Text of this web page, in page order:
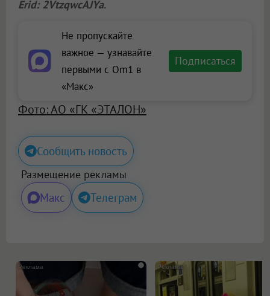
Erid: 2VtzqwcAJYa.
Не пропускайте
важное — узнавайте
первыми с Om1 в
«Макс»
Подписаться
Фото: АО «ГК «ЭТАЛОН»
Сообщить новость
Размещение рекламы
Макс Телеграм
i